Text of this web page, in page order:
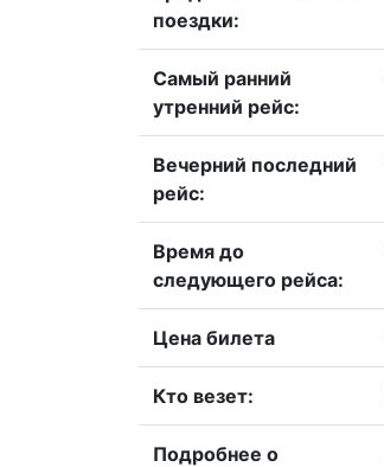
поездки:
Самый ранний
утренний рейс:
Вечерний последний
рейс:
Время до
следующего рейса:
Цена билета
Кто везет:
Подробнее о